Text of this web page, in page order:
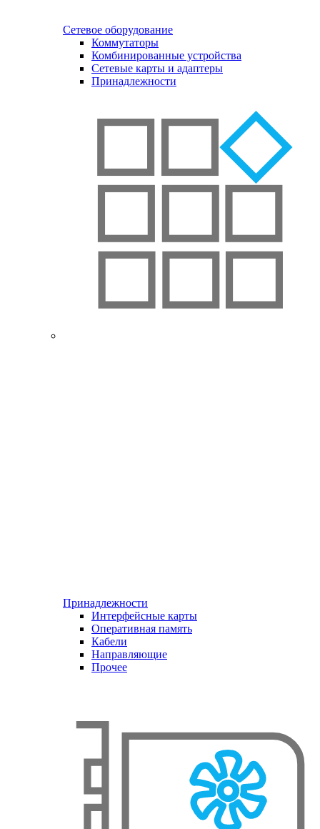
Сетевое оборудование
Коммутаторы
Комбинированные устройства
Сетевые карты и адаптеры
Принадлежности
Принадлежности
Интерфейсные карты
Оперативная память
Кабели
Направляющие
Прочее